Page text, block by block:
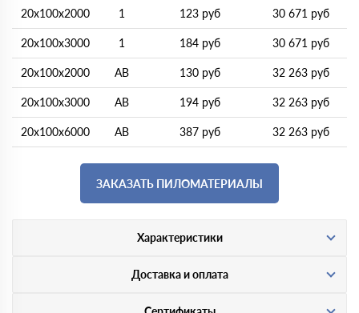
20х100х2000 1 123 руб 30 671 руб
20х100х3000 1 184 руб 30 671 руб
20х100х2000 АВ 130 руб 32 263 руб
20х100х3000 АВ 194 руб 32 263 руб
20х100х6000 АВ 387 руб 32 263 руб
ЗАКАЗАТЬ ПИЛОМАТЕРИАЛЫ
Характеристики
Доставка и оплата